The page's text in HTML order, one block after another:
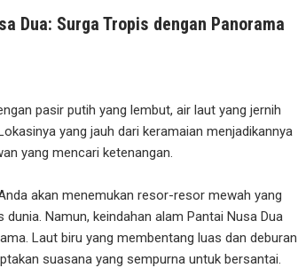
Dua: Surga Tropis dengan Panorama
pasir putih yang lembut, air laut yang jernih
yang jauh dari keramaian menjadikannya
yang mencari ketenangan.
akan menemukan resor-resor mewah yang
Namun, keindahan alam Pantai Nusa Dua
Laut biru yang membentang luas dan deburan
suasana yang sempurna untuk bersantai.